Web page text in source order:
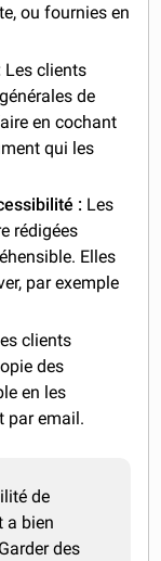
ou fournies en
Les clients
de
en cochant
qui les
: Les
rédigées
Elles
par exemple
clients
des
en les
par email.
de
a bien
des